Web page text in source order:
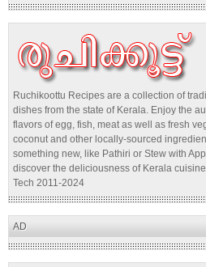
Ruchikoottu Recipes are a collection of
dishes from the state of Kerala. Enjoy the
flavors of egg, fish, meat as well as fresh
coconut and other locally-sourced
something new, like Pathiri or Stew with
discover the deliciousness of Kerala
Tech 2011-2024
AD